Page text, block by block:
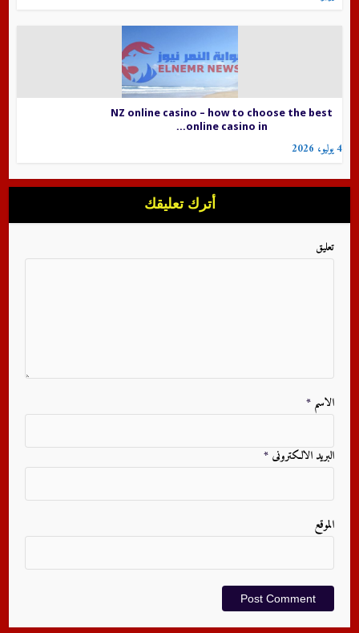
NZ online casino – how to choose the best
online casino in...
4 يوليو، 2026
أترك تعليقك
تعليق
الاسم *
البريد الالكترونى *
الموقع